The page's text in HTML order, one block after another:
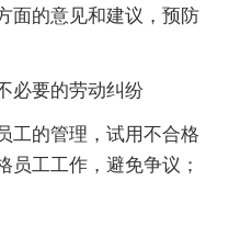
面的意见和建议，预防
必要的劳动纠纷
工的管理，试用不合格
员工工作，避免争议；